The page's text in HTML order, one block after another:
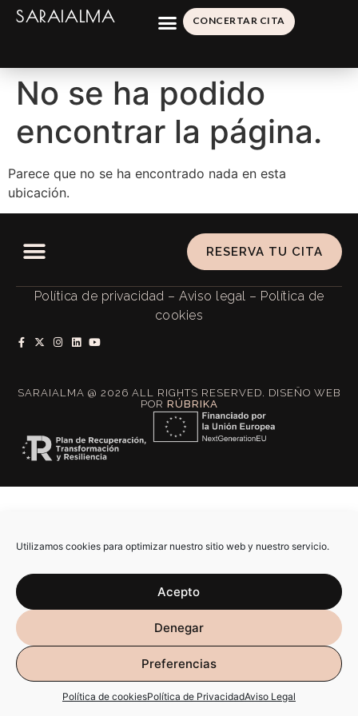
Utilizamos cookies para optimizar nuestro sitio web y nuestro servicio.
Acepto
Denegar
Preferencias
Política de cookiesPolítica de PrivacidadAviso Legal
SARAIALMA CONCERTAR CITA
No se ha podido
encontrar la página.
Parece que no se ha encontrado nada en esta
ubicación.
RESERVA TU CITA
Política de privacidad – Aviso legal – Política de
cookies
SARAIALMA @ 2026 ALL RIGHTS RESERVED. DISEÑO WEB
POR RÚBRIKA